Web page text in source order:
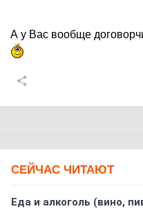
А у Вас вообще
СЕЙЧАС ЧИТАЮТ
Еда и алкоголь (вино,